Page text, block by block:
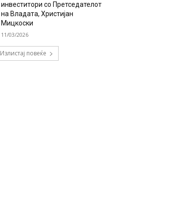
инвеститори со Претседателот
на Владата, Христијан
Мицкоски
11/03/2026
Излистај повеќе